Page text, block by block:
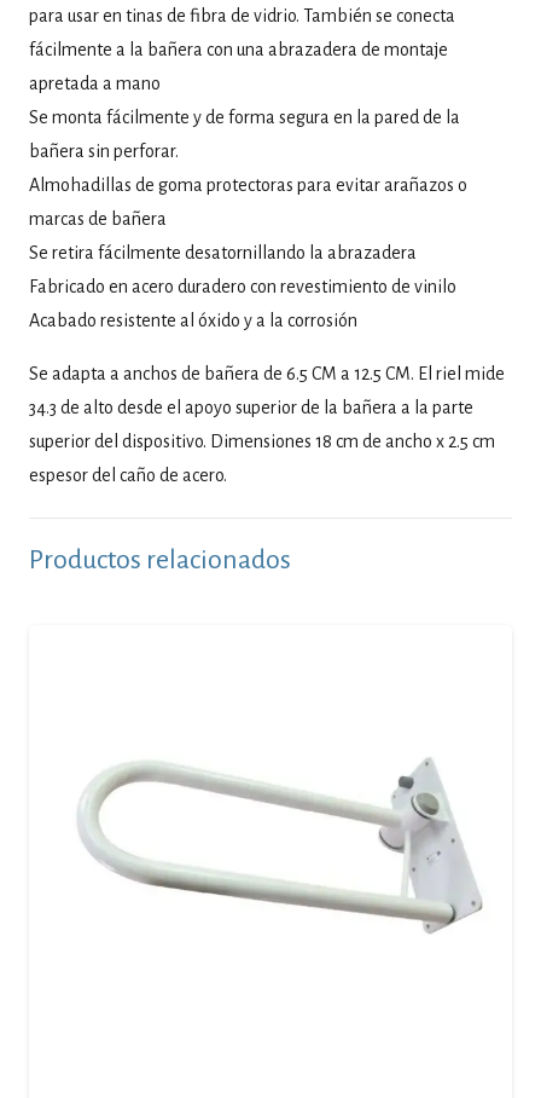
para usar en tinas de fibra de vidrio. También se conecta
fácilmente a la bañera con una abrazadera de montaje
apretada a mano
Se monta fácilmente y de forma segura en la pared de la
bañera sin perforar.
Almohadillas de goma protectoras para evitar arañazos o
marcas de bañera
Se retira fácilmente desatornillando la abrazadera
Fabricado en acero duradero con revestimiento de vinilo
Acabado resistente al óxido y a la corrosión
Se adapta a anchos de bañera de 6.5 CM a 12.5 CM. El riel mide
34.3 de alto desde el apoyo superior de la bañera a la parte
superior del dispositivo. Dimensiones 18 cm de ancho x 2.5 cm
espesor del caño de acero.
Productos relacionados